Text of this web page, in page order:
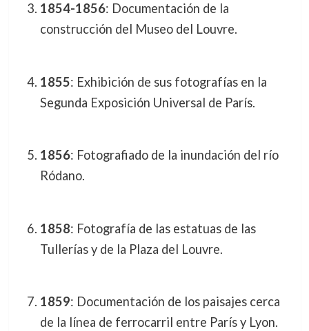
1854-1856: Documentación de la
construcción del Museo del Louvre.
1855: Exhibición de sus fotografías en la
Segunda Exposición Universal de París.
1856: Fotografiado de la inundación del río
Ródano.
1858: Fotografía de las estatuas de las
Tullerías y de la Plaza del Louvre.
1859: Documentación de los paisajes cerca
de la línea de ferrocarril entre París y Lyon.